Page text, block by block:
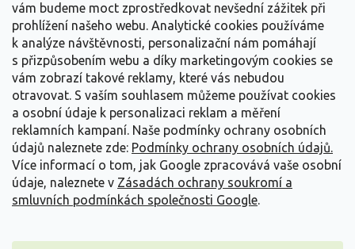
vám budeme moct zprostředkovat nevšední zážitek při
prohlížení našeho webu. Analytické cookies používáme
k analýze návštěvnosti, personalizační nám pomáhají
s přizpůsobením webu a díky marketingovým cookies se
vám zobrazí takové reklamy, které vás nebudou
otravovat. S vaším souhlasem můžeme používat cookies
a osobní údaje k personalizaci reklam a měření
reklamních kampaní. Naše podmínky ochrany osobních
údajů naleznete zde: Podmínky ochrany osobních údajů.
Více informací o tom, jak Google zpracovává vaše osobní
údaje, naleznete v Zásadách ochrany soukromí a
smluvních podmínkách společnosti Google.
Informace pro Vás
Kontakujte nás
Vytvořil Shoptet